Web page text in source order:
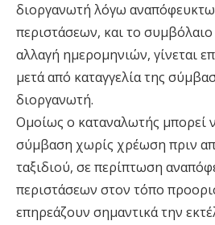
διοργανωτή λόγω
περιστάσεων, και το
αλλαγή ηµεροµηνιών, γίνεται
µετά από καταγγελία της
διοργανωτή.
Οµοίως ο καταναλωτής µπορεί
σύµβαση χωρίς χρέωση πριν
ταξιδιού, σε περίπτωση
περιστάσεων στον τόπο
επηρεάζουν σηµαντικά την